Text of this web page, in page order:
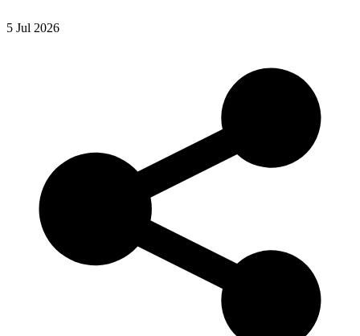
5 Jul 2026